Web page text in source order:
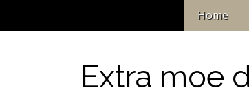
Home
Extra moe